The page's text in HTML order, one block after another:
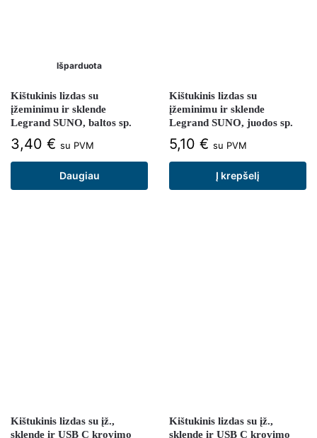
Išparduota
Kištukinis lizdas su
įžeminimu ir sklende
Legrand SUNO, baltos sp.
3,40 € su PVM
Daugiau
Kištukinis lizdas su
įžeminimu ir sklende
Legrand SUNO, juodos sp.
5,10 € su PVM
Į krepšelį
Kištukinis lizdas su įž.,
sklende ir USB C krovimo
Kištukinis lizdas su įž.,
sklende ir USB C krovimo